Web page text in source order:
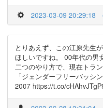
2023-03-09 20:29:18
とりあえず、この江原先生
ほしいですね。 00年代の男
二つのやり方で、現在トラ
「ジェンダーフリーバッシ
2007 https://t.co/